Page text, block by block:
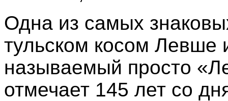
Одна из самых
тульском косом Левше
называемый просто
отмечает 145 лет со